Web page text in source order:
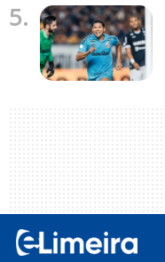
5.